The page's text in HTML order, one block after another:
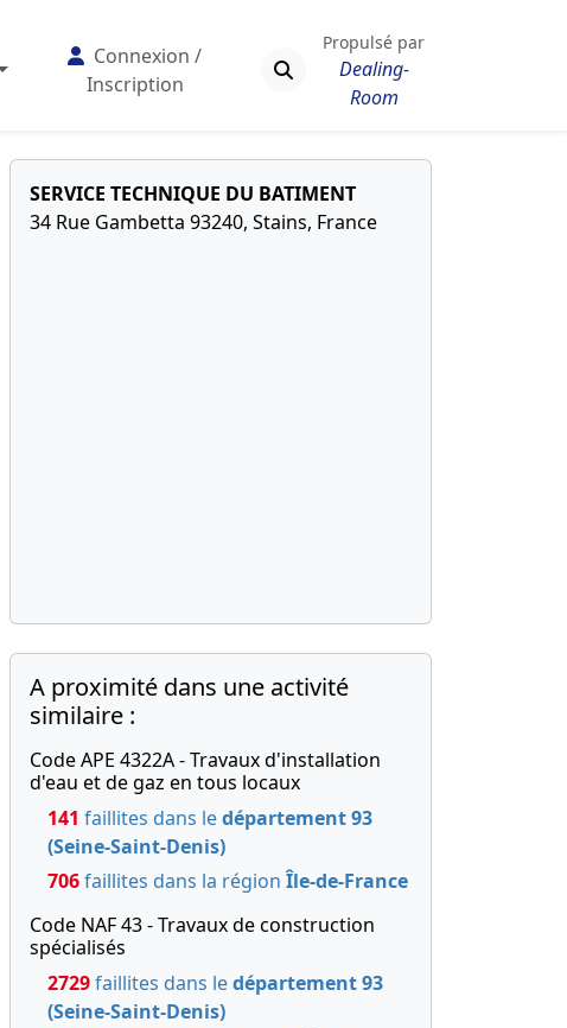
Connexion /
Inscription
Propulsé par
Dealing-
Room
SERVICE TECHNIQUE DU BATIMENT
34 Rue Gambetta 93240, Stains, France
A proximité dans une activité
similaire :
Code APE 4322A - Travaux d'installation
d'eau et de gaz en tous locaux
141 faillites dans ledépartement 93
(Seine-Saint-Denis)
706faillites dans la région Île-de-France
Code NAF 43 - Travaux de construction
spécialisés
2729faillites dans ledépartement 93
(Seine-Saint-Denis)